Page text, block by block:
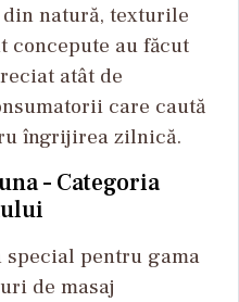
natură, texturile
concepute au făcut
atât de
care caută
îngrijirea zilnică.
– Categoria
special pentru gama
de masaj